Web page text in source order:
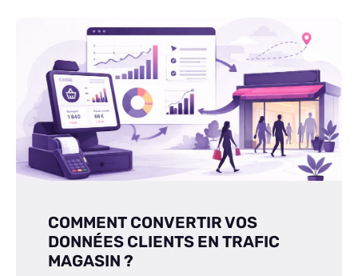
COMMENT CONVERTIR VOS
DONNÉES CLIENTS EN TRAFIC
MAGASIN ?